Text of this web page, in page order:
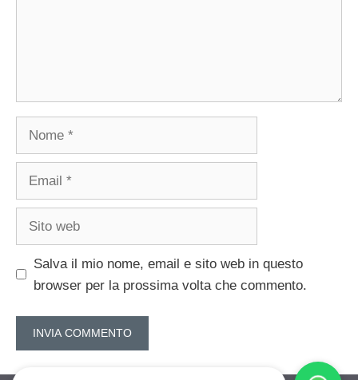
Salva il mio nome, email e sito web in questo
browser per la prossima volta che commento.